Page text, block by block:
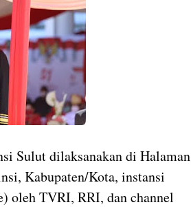
Sulut dilaksanakan di Halaman
Kabupaten/Kota, instansi
oleh TVRI, RRI, dan channel